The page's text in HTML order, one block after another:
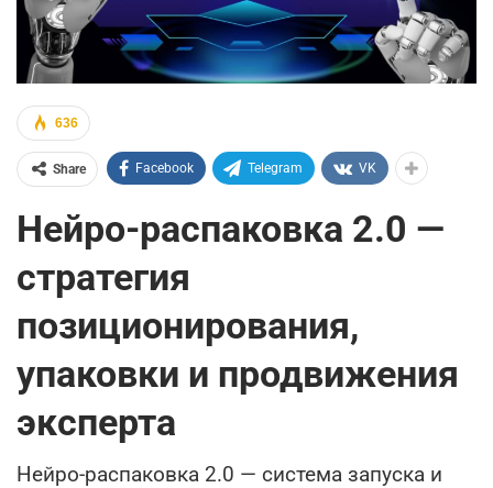
636
Share Facebook Telegram VK
Нейро-распаковка 2.0 —
стратегия
позиционирования,
упаковки и продвижения
эксперта
Нейро-распаковка 2.0 — система запуска и